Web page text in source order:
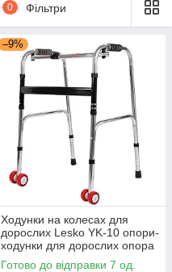
0 Фільтри
–9%
Ходунки на колесах для
дорослих Lesko YK-10 опори-
ходунки для дорослих опора
для ходьби
Готово до відправки 7 од.